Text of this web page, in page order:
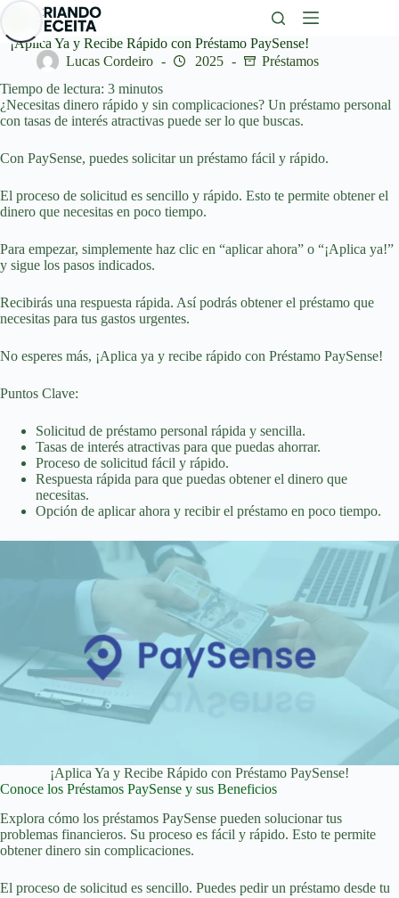
Saltar
contenido
¡Aplica Ya y Recibe Rápido con Préstamo PaySense!
Lucas Cordeiro
2025
Préstamos
Tiempo de lectura: 3 minutos
¿Necesitas dinero rápido y sin complicaciones? Un préstamo personal
con tasas de interés atractivas puede ser lo que buscas.
Con PaySense, puedes solicitar un préstamo fácil y rápido.
El proceso de solicitud es sencillo y rápido. Esto te permite obtener el
dinero que necesitas en poco tiempo.
Para empezar, simplemente haz clic en “aplicar ahora” o “¡Aplica ya!”
y sigue los pasos indicados.
Recibirás una respuesta rápida. Así podrás obtener el préstamo que
necesitas para tus gastos urgentes.
No esperes más, ¡Aplica ya y recibe rápido con Préstamo PaySense!
Puntos Clave:
Solicitud de préstamo personal rápida y sencilla.
Tasas de interés atractivas para que puedas ahorrar.
Proceso de solicitud fácil y rápido.
Respuesta rápida para que puedas obtener el dinero que
necesitas.
Opción de aplicar ahora y recibir el préstamo en poco tiempo.
¡Aplica Ya y Recibe Rápido con Préstamo PaySense!
Conoce los Préstamos PaySense y sus Beneficios
Explora cómo los préstamos PaySense pueden solucionar tus
problemas financieros. Su proceso es fácil y rápido. Esto te permite
obtener dinero sin complicaciones.
El proceso de solicitud es sencillo. Puedes pedir un préstamo desde tu